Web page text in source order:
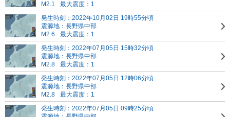
M2.1
最大震度：1
発生時刻：2022年10月02日 19時55分頃
震源地：長野県中部
M2.6
最大震度：1
発生時刻：2022年07月05日 15時32分頃
震源地：長野県中部
M2.8
最大震度：1
発生時刻：2022年07月05日 12時06分頃
震源地：長野県中部
M2.8
最大震度：1
発生時刻：2022年07月05日 09時25分頃